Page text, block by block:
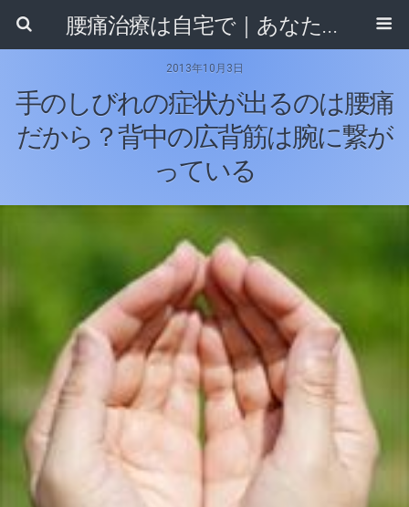
腰痛治療は自宅で｜あなたに合ったセルフ整体法がきっと見つかる！
2013年10月3日
手のしびれの症状が出るのは腰痛
だから？背中の広背筋は腕に繋が
っている